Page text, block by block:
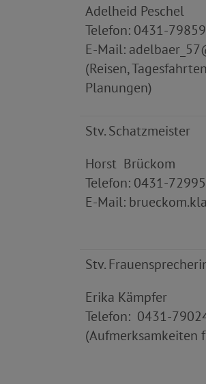
Adelheid Peschel
Telefon: 0431-79859
E-Mail:
(Reisen,
Planungen)
Stv. Schatzmeister
Horst Brückom
Telefon: 0431-
E-Mail:
Stv.
Erika Kämpfer
Telefon: 0431-
(Aufmerksamkeiten